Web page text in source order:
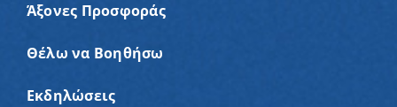
Άξονες Προσφοράς
Θέλω να Βοηθήσω
Εκδηλώσεις